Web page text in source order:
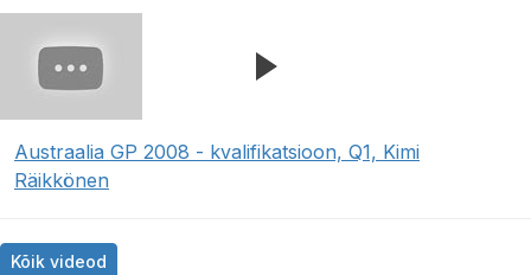
Austraalia GP 2008 - kvalifikatsioon, Q1, Kimi
Räikkönen
Kõik videod